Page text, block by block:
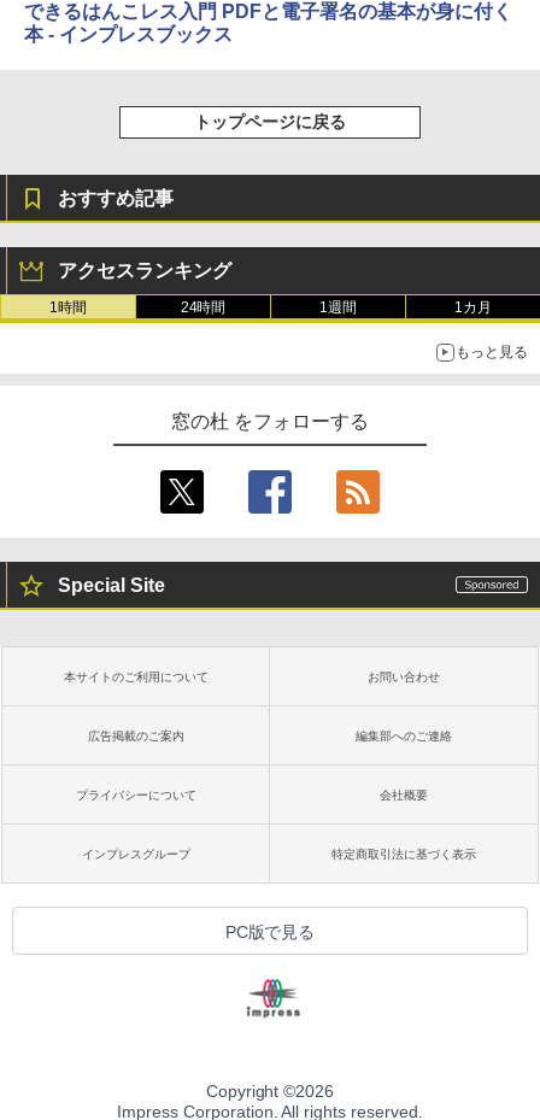
できるはんこレス入門 PDFと電子署名の基本が身に付く
本 - インプレスブックス
トップページに戻る
おすすめ記事
アクセスランキング
1時間 24時間 1週間 1カ月
もっと見る
窓の杜 をフォローする
Special Site
本サイトのご利用について お問い合わせ
広告掲載のご案内 編集部へのご連絡
プライバシーについて 会社概要
インプレスグループ 特定商取引法に基づく表示
PC版で見る
Copyright ©2026
Impress Corporation. All rights reserved.